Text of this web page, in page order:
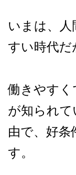
いまは、
すい時代だ
働きやす
が知られ
由で、好
す。